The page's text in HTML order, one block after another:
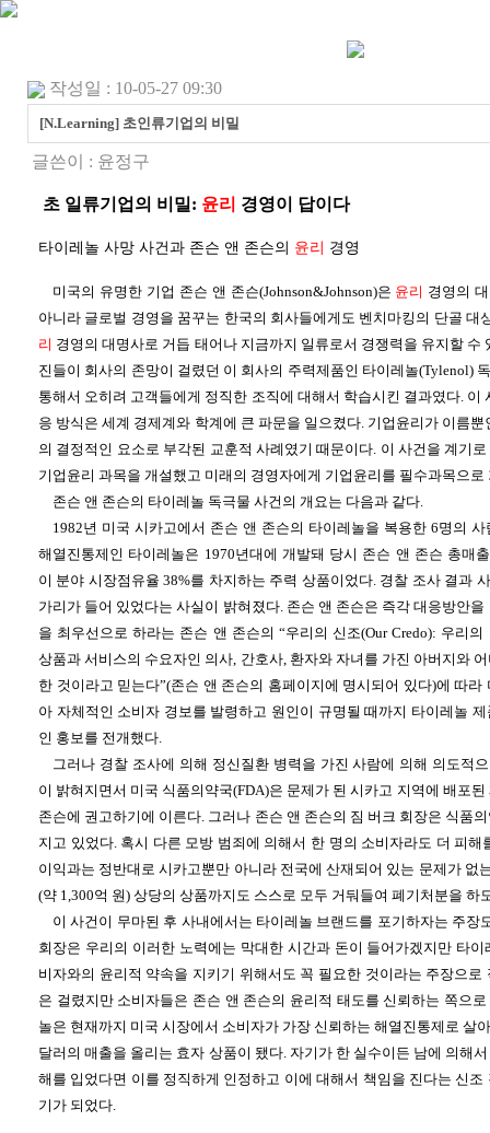
작성일 : 10-05-27 09:30
[N.Learning] 초인류기업의 비밀
글쓴이 : 윤정구
초 일류기업의 비밀: 윤리 경영이 답이다
타이레놀 사망 사건과 존슨 앤 존슨의 윤리 경영
미국의 유명한 기업 존슨 앤 존슨(Johnson&Johnson)은 윤리 경영의
아니라 글로벌 경영을 꿈꾸는 한국의 회사들에게도 벤치마킹의 단골 대
리 경영의 대명사로 거듭 태어나 지금까지 일류로서 경쟁력을 유지할 수
진들이 회사의 존망이 걸렸던 이 회사의 주력제품인 타이레놀(Tylenol)
통해서 오히려 고객들에게 정직한 조직에 대해서 학습시킨 결과였다. 이
응 방식은 세계 경제계와 학계에 큰 파문을 일으켰다. 기업윤리가 이름
의 결정적인 요소로 부각된 교훈적 사례였기 때문이다. 이 사건을 계기
기업윤리 과목을 개설했고 미래의 경영자에게 기업윤리를 필수과목으로
존슨 앤 존슨의 타이레놀 독극물 사건의 개요는 다음과 같다.
1982년 미국 시카고에서 존슨 앤 존슨의 타이레놀을 복용한 6명의
해열진통제인 타이레놀은 1970년대에 개발돼 당시 존슨 앤 존슨 총매
이 분야 시장점유율 38%를 차지하는 주력 상품이었다. 경찰 조사 결과
가리가 들어 있었다는 사실이 밝혀졌다. 존슨 앤 존슨은 즉각 대응방안
을 최우선으로 하라는 존슨 앤 존슨의 “우리의 신조(Our Credo): 우리
상품과 서비스의 수요자인 의사, 간호사, 환자와 자녀를 가진 아버지와
한 것이라고 믿는다”(존슨 앤 존슨의 홈페이지에 명시되어 있다)에 따
아 자체적인 소비자 경보를 발령하고 원인이 규명될 때까지 타이레놀
인 홍보를 전개했다.
그러나 경찰 조사에 의해 정신질환 병력을 가진 사람에 의해 의도적
이 밝혀지면서 미국 식품의약국(FDA)은 문제가 된 시카고 지역에 배포
존슨에 권고하기에 이른다. 그러나 존슨 앤 존슨의 짐 버크 회장은 식품
지고 있었다. 혹시 다른 모방 범죄에 의해서 한 명의 소비자라도 더 피해
이익과는 정반대로 시카고뿐만 아니라 전국에 산재되어 있는 문제가 없
(약 1,300억 원) 상당의 상품까지도 스스로 모두 거둬들여 폐기처분을 하
이 사건이 무마된 후 사내에서는 타이레놀 브랜드를 포기하자는 주장
회장은 우리의 이러한 노력에는 막대한 시간과 돈이 들어가겠지만 타
비자와의 윤리적 약속을 지키기 위해서도 꼭 필요한 것이라는 주장으로
은 걸렸지만 소비자들은 존슨 앤 존슨의 윤리적 태도를 신뢰하는 쪽으
놀은 현재까지 미국 시장에서 소비자가 가장 신뢰하는 해열진통제로 살
달러의 매출을 올리는 효자 상품이 됐다. 자기가 한 실수이든 남에 의해
해를 입었다면 이를 정직하게 인정하고 이에 대해서 책임을 진다는 신
기가 되었다.